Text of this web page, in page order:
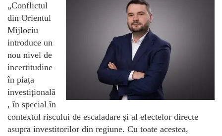
„Conflictul
din Orientul
Mijlociu
introduce un
nou nivel de
incertitudine
în piața
investițională
, în special în
contextul riscului de escaladare și al efectelor directe
asupra investitorilor din regiune. Cu toate acestea,